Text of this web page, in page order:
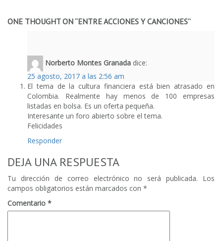
ONE THOUGHT ON “ENTRE ACCIONES Y CANCIONES”
Norberto Montes Granada dice:
25 agosto, 2017 a las 2:56 am
El tema de la cultura financiera está bien atrasado en
Colombia. Realmente hay menos de 100 empresas
listadas en bolsa. Es un oferta pequeña.
Interesante un foro abierto sobre el tema.
Felicidades
Responder
DEJA UNA RESPUESTA
Tu dirección de correo electrónico no será publicada.
Los
campos obligatorios están marcados con *
Comentario *